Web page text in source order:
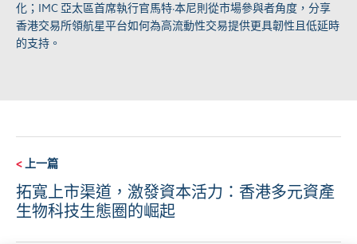
化；IMC 亞太區首席執行官馬特·本尼則從市場參與者角度，分享
香港交易所領航星平台如何為高流動性交易提供更具韌性且低延時
的支持。
<上一篇
拓寬上市渠道，激發資本活力：香港多元資產
生物科技生態圈的崛起